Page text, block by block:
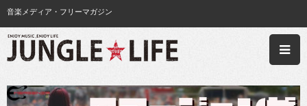
音楽メディア・フリーマガジン